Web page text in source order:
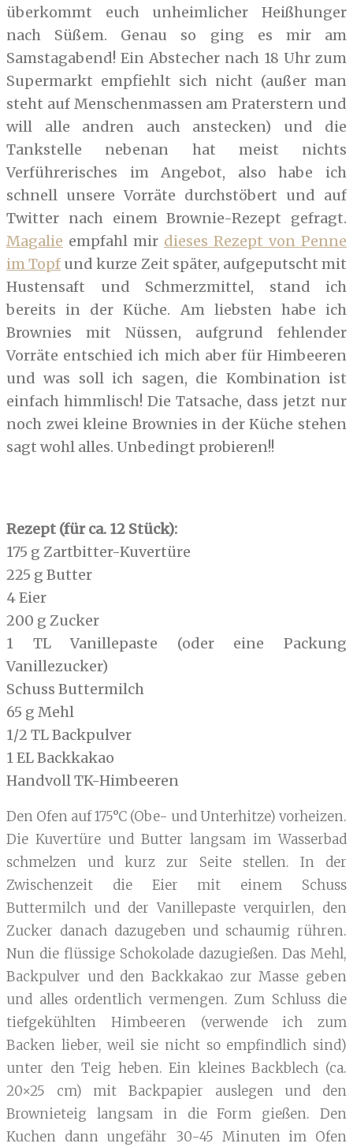
überkommt euch unheimlicher Heißhunger
nach Süßem. Genau so ging es mir am
Samstagabend! Ein Abstecher nach 18 Uhr zum
Supermarkt empfiehlt sich nicht (außer man
steht auf Menschenmassen am Praterstern und
will alle andren auch anstecken) und die
Tankstelle nebenan hat meist nichts
Verführerisches im Angebot, also habe ich
schnell unsere Vorräte durchstöbert und auf
Twitter nach einem Brownie-Rezept gefragt.
Magalie empfahl mir dieses Rezept von Penne
im Topf und kurze Zeit später, aufgeputscht mit
Hustensaft und Schmerzmittel, stand ich
bereits in der Küche. Am liebsten habe ich
Brownies mit Nüssen, aufgrund fehlender
Vorräte entschied ich mich aber für Himbeeren
und was soll ich sagen, die Kombination ist
einfach himmlisch! Die Tatsache, dass jetzt nur
noch zwei kleine Brownies in der Küche stehen
sagt wohl alles. Unbedingt probieren!!
Rezept (für ca. 12 Stück):
175 g Zartbitter-Kuvertüre
225 g Butter
4 Eier
200 g Zucker
1 TL Vanillepaste (oder eine Packung
Vanillezucker)
Schuss Buttermilch
65 g Mehl
1/2 TL Backpulver
1 EL Backkakao
Handvoll TK-Himbeeren
Den Ofen auf 175°C (Obe- und Unterhitze) vorheizen.
Die Kuvertüre und Butter langsam im Wasserbad
schmelzen und kurz zur Seite stellen. In der
Zwischenzeit die Eier mit einem Schuss
Buttermilch und der Vanillepaste verquirlen, den
Zucker danach dazugeben und schaumig rühren.
Nun die flüssige Schokolade dazugießen. Das Mehl,
Backpulver und den Backkakao zur Masse geben
und alles ordentlich vermengen. Zum Schluss die
tiefgekühlten Himbeeren (verwende ich zum
Backen lieber, weil sie nicht so empfindlich sind)
unter den Teig heben. Ein kleines Backblech (ca.
20×25 cm) mit Backpapier auslegen und den
Brownieteig langsam in die Form gießen. Den
Kuchen dann ungefähr 30-45 Minuten im Ofen